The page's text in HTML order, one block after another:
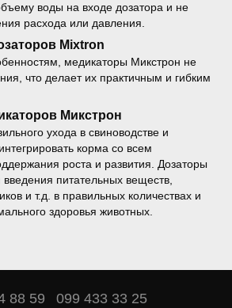
воды на входе дозатора и не
расхода или давления.
Mixtron
медикаторы Микстрон не
что делает их практичным и гибким
Микстрон
ухода в свиноводстве и
корма со всем
роста и развития. Дозаторы
питательных веществ,
и т.д. в правильных количествах и
здоровья животных.
88 59 099 433 33 25